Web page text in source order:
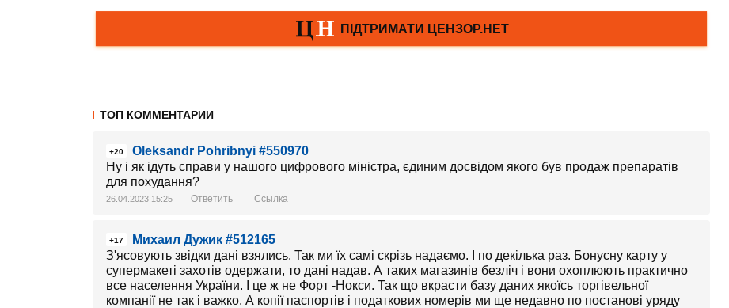
ТОП КОММЕНТАРИИ
+20
Oleksandr Pohribnyi #550970
Ну і як ідуть справи у нашого цифрового міністра, єдиним досвідом якого був продаж препаратів
для похудання?
26.04.2023 15:25 Ответить Ссылка
+17
Михаил Дужик #512165
З'ясовують звідки дані взялись. Так ми їх самі скрізь надаємо. І по декілька раз. Бонусну карту у
супермакеті захотів одержати, то дані надав. А таких магазинів безліч і вони охоплюють практично
все населення України. І це ж не Форт -Нокси. Так що вкрасти базу даних якоїсь торгівельної
компанії не так і важко. А копії паспортів і податкових номерів ми ще недавно по постанові уряду